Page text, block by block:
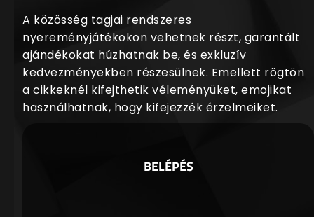
A közösség tagjai rendszeres
nyereményjátékokon vehetnek részt, garantált
ajándékokat húzhatnak be, és exkluzív
kedvezményekben részesülnek. Emellett rögtön
a cikkeknél kifejthetik véleményüket, emojikat
használhatnak, hogy kifejezzék érzelmeiket.
BELÉPÉS